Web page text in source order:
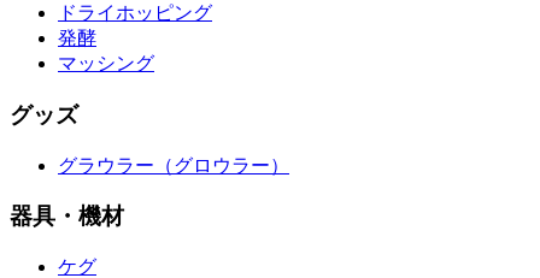
ドライホッピング
発酵
マッシング
グッズ
グラウラー（グロウラー）
器具・機材
ケグ